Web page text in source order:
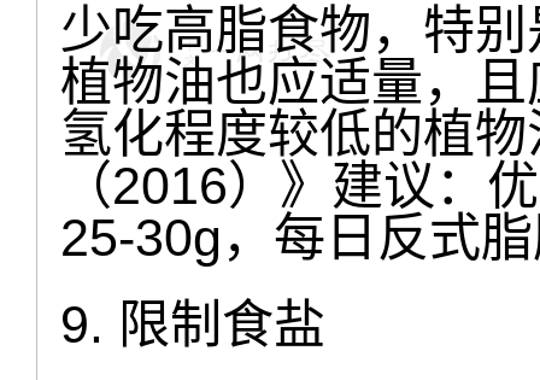
少吃高脂食物，特
植物油也应适量，
氢化程度较低的植
（2016）》建议：
25-30g，每日反式
9. 限制食盐